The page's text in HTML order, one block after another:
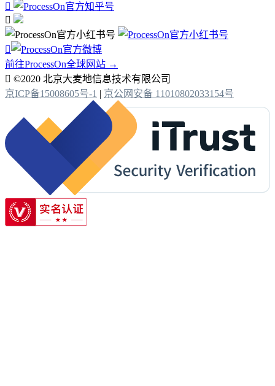



前往ProcessOn全球网站 →
 ©2020 北京大麦地信息技术有限公司
京ICP备15008605号-1 | 京公网安备 11010802033154号